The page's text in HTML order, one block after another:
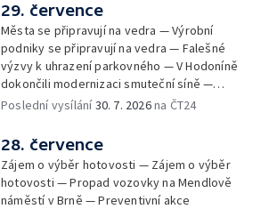
Masarykově univerzitě — Slavnostní
vyřazení absolventů Univerzity obran —
Letní kurzy umění pro mladé — Mobilní
kurníky pomáhají na poli
29. července
Města se připravují na vedra — Výrobní
podniky se připravují na vedra — Falešné
výzvy k uhrazení parkovného — V Hodoníně
dokončili modernizaci smuteční síně —
Chybějící toalety u dětských hřišť —
bývalého nákupního domu Letná — Končí 52.
ročník Letní filmové školy — 3. ročník
komunitní akce Stůl ve středu — Cesta na
podporu paliativní péče
Poslední vysílání30. 7. 2026na ČT24
28. července
Zájem o výběr hotovosti — Zájem o výběr
hotovosti — Propad vozovky na Mendlově
náměstí v Brně — Preventivní akce